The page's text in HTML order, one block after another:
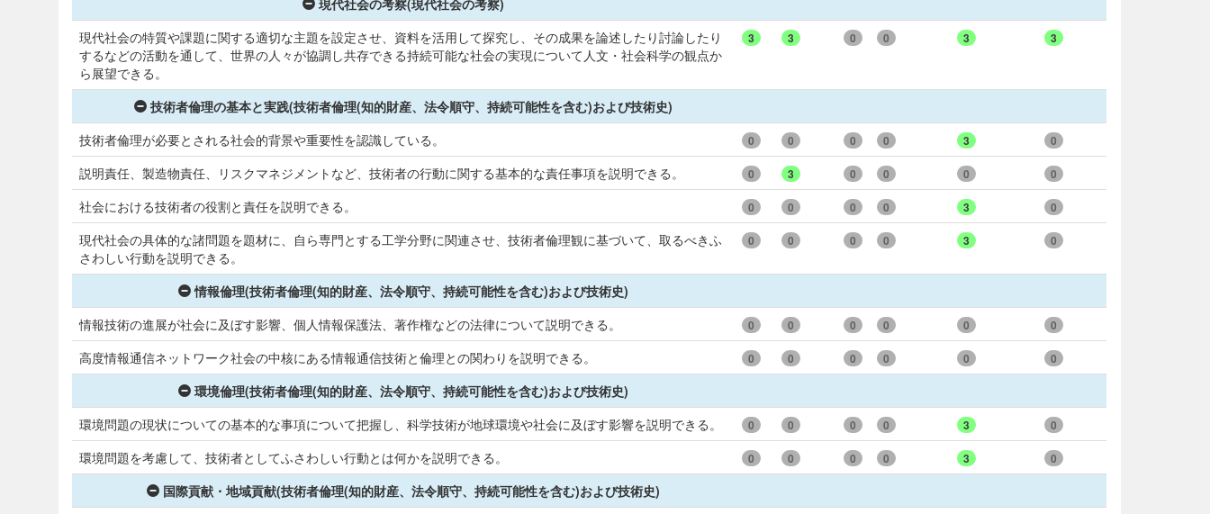
現代社会の考察(現代社会の考察)
現代社会の特質や課題に関する適切な主題を設定させ、資料を活用して探究し、その成果を論述したり討論したり
するなどの活動を通して、世界の人々が協調し共存できる持続可能な社会の実現について人文・社会科学の観点か
ら展望できる。
3 3 0 0 3 3
技術者倫理の基本と実践(技術者倫理(知的財産、法令順守、持続可能性を含む)および技術史)
技術者倫理が必要とされる社会的背景や重要性を認識している。
0 0 0 0 3 0
説明責任、製造物責任、リスクマネジメントなど、技術者の行動に関する基本的な責任事項を説明できる。 0 3 0 0 0 0
社会における技術者の役割と責任を説明できる。 0 0 0 0 3 0
現代社会の具体的な諸問題を題材に、自ら専門とする工学分野に関連させ、技術者倫理観に基づいて、取るべきふ
さわしい行動を説明できる。
0 0 0 0 3 0
情報倫理(技術者倫理(知的財産、法令順守、持続可能性を含む)および技術史)
情報技術の進展が社会に及ぼす影響、個人情報保護法、著作権などの法律について説明できる。
0 0 0 0 0 0
高度情報通信ネットワーク社会の中核にある情報通信技術と倫理との関わりを説明できる。 0 0 0 0 0 0
環境倫理(技術者倫理(知的財産、法令順守、持続可能性を含む)および技術史)
環境問題の現状についての基本的な事項について把握し、科学技術が地球環境や社会に及ぼす影響を説明できる。
0 0 0 0 3 0
環境問題を考慮して、技術者としてふさわしい行動とは何かを説明できる。 0 0 0 0 3 0
国際貢献・地域貢献(技術者倫理(知的財産、法令順守、持続可能性を含む)および技術史)